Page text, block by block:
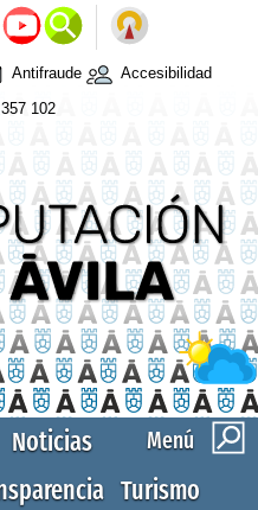
Antifraude
Accesibilidad
102
Menú
Noticias
Turismo